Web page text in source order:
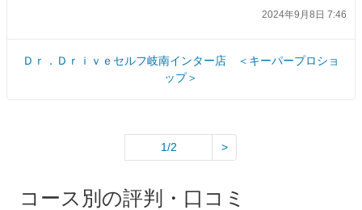
2024年9月8日 7:46
Ｄｒ．Ｄｒｉｖｅセルフ岐南インター店 ＜キーパープロショ
ップ＞
1/2 >
コース別の評判・口コミ